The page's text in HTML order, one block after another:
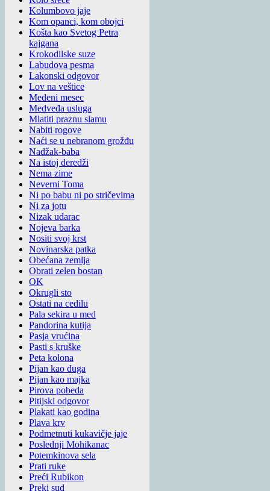
Kolumbovo jaje
Kom opanci, kom obojci
Košta kao Svetog Petra
kajgana
Krokodilske suze
Labudova pesma
Lakonski odgovor
Lov na veštice
Medeni mesec
Medveđa usluga
Mlatiti praznu slamu
Nabiti rogove
Naći se u nebranom grožđu
Nadžak-baba
Na istoj deredži
Nema zime
Neverni Toma
Ni po babu ni po stričevima
Ni za jotu
Nizak udarac
Nojeva barka
Nositi svoj krst
Novinarska patka
Obećana zemlja
Obrati zelen bostan
OK
Okrugli sto
Ostati na cedilu
Pala sekira u med
Pandorina kutija
Pasja vrućina
Pasti s kruške
Peta kolona
Pijan kao duga
Pijan kao majka
Pirova pobeda
Pitijski odgovor
Plakati kao godina
Plava krv
Podmetnuti kukavičje jaje
Poslednji Mohikanac
Potemkinova sela
Prati ruke
Preći Rubikon
Preki sud